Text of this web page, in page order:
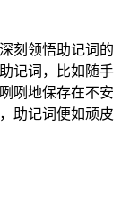
刻领悟助记词的
记词，比如随手
咧地保存在不安
助记词便如顽皮